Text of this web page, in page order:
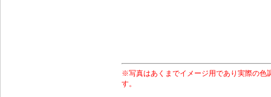
※写真はあくまでイメージ用であり実際の色
す。